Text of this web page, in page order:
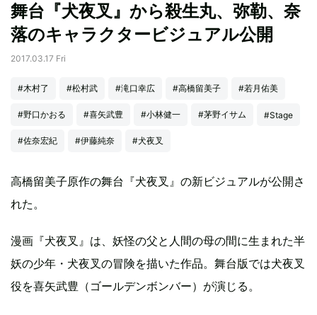
舞台『犬夜叉』から殺生丸、弥勒、奈
落のキャラクタービジュアル公開
2017.03.17 Fri
#木村了 #松村武 #滝口幸広 #高橋留美子 #若月佑美
#野口かおる #喜矢武豊 #小林健一 #茅野イサム #Stage
#佐奈宏紀 #伊藤純奈 #犬夜叉
高橋留美子原作の舞台『犬夜叉』の新ビジュアルが公開さ
れた。
漫画『犬夜叉』は、妖怪の父と人間の母の間に生まれた半
妖の少年・犬夜叉の冒険を描いた作品。舞台版では犬夜叉
役を喜矢武豊（ゴールデンボンバー）が演じる。